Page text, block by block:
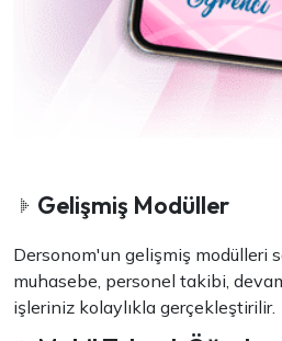
Gelişmiş Modüller
Dersonom'un gelişmiş modülleri
muhasebe, personel takibi,
işleriniz kolaylıkla gerçekleştirilir.